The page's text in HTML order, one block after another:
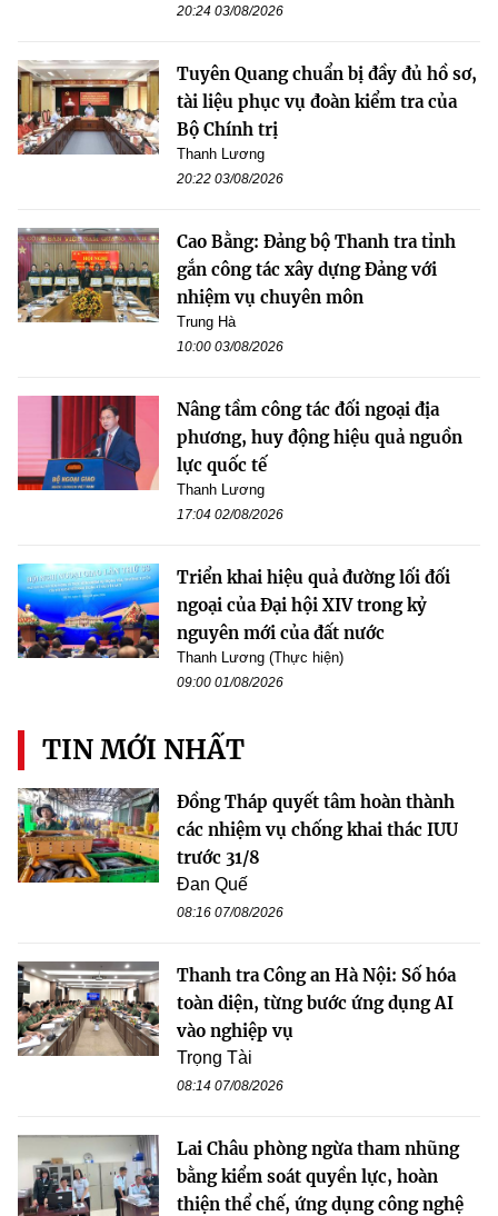
20:24 03/08/2026
Tuyên Quang chuẩn bị đầy đủ hồ sơ,
tài liệu phục vụ đoàn kiểm tra của
Bộ Chính trị
Thanh Lương
20:22 03/08/2026
Cao Bằng: Đảng bộ Thanh tra tỉnh
gắn công tác xây dựng Đảng với
nhiệm vụ chuyên môn
Trung Hà
10:00 03/08/2026
Nâng tầm công tác đối ngoại địa
phương, huy động hiệu quả nguồn
lực quốc tế
Thanh Lương
17:04 02/08/2026
Triển khai hiệu quả đường lối đối
ngoại của Đại hội XIV trong kỷ
nguyên mới của đất nước
Thanh Lương (Thực hiện)
09:00 01/08/2026
TIN MỚI NHẤT
Đồng Tháp quyết tâm hoàn thành
các nhiệm vụ chống khai thác IUU
trước 31/8
Đan Quế
08:16 07/08/2026
Thanh tra Công an Hà Nội: Số hóa
toàn diện, từng bước ứng dụng AI
vào nghiệp vụ
Trọng Tài
08:14 07/08/2026
Lai Châu phòng ngừa tham nhũng
bằng kiểm soát quyền lực, hoàn
thiện thể chế, ứng dụng công nghệ